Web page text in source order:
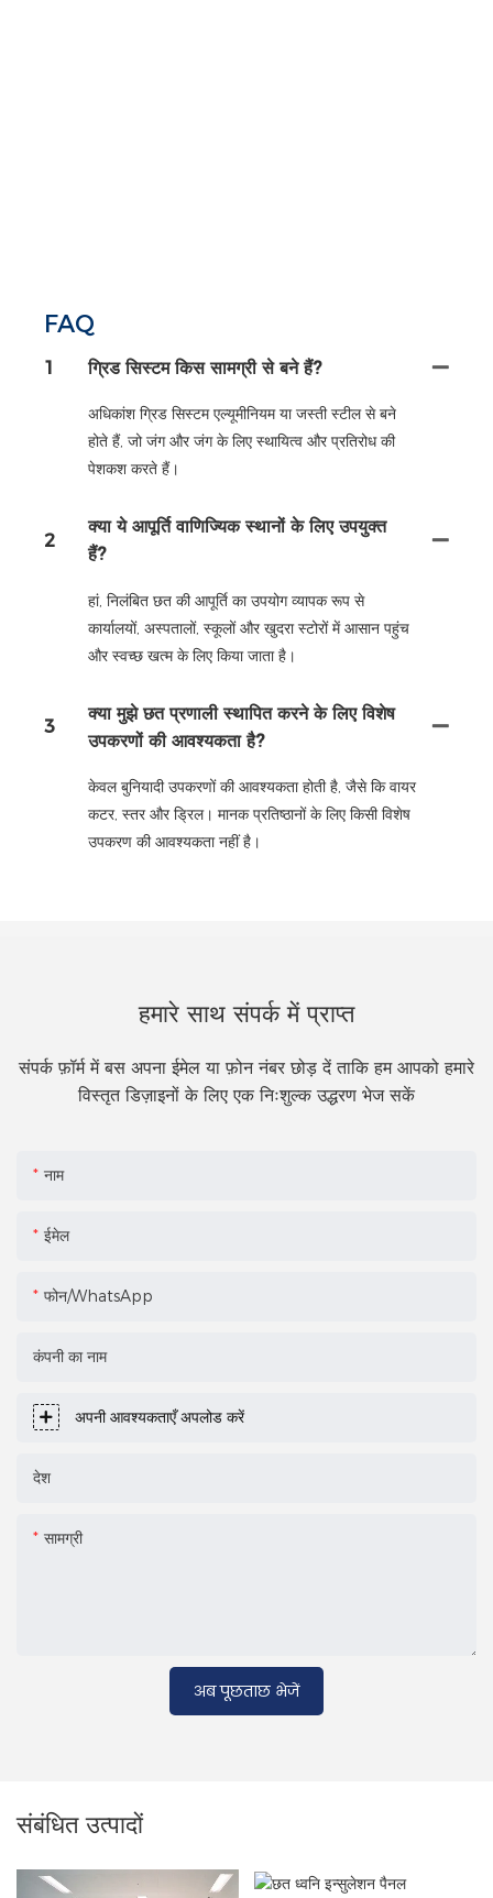
FAQ
1 ग्रिड सिस्टम किस सामग्री से बने हैं?
अधिकांश ग्रिड सिस्टम एल्यूमीनियम या जस्ती स्टील से बने
होते हैं, जो जंग और जंग के लिए स्थायित्व और प्रतिरोध की
पेशकश करते हैं।
2
क्या ये आपूर्ति वाणिज्यिक स्थानों के लिए उपयुक्त
हैं?
हां, निलंबित छत की आपूर्ति का उपयोग व्यापक रूप से
कार्यालयों, अस्पतालों, स्कूलों और खुदरा स्टोरों में आसान पहुंच
और स्वच्छ खत्म के लिए किया जाता है।
3
क्या मुझे छत प्रणाली स्थापित करने के लिए विशेष
उपकरणों की आवश्यकता है?
केवल बुनियादी उपकरणों की आवश्यकता होती है, जैसे कि वायर
कटर, स्तर और ड्रिल। मानक प्रतिष्ठानों के लिए किसी विशेष
उपकरण की आवश्यकता नहीं है।
हमारे साथ संपर्क में प्राप्त
संपर्क फ़ॉर्म में बस अपना ईमेल या फ़ोन नंबर छोड़ दें ताकि हम आपको हमारे
विस्तृत डिज़ाइनों के लिए एक निःशुल्क उद्धरण भेज सकें
नाम
ईमेल
फोन/WhatsApp
कंपनी का नाम
अपनी आवश्यकताएँ अपलोड करें
देश
सामग्री
अब पूछताछ भेजें
संबंधित उत्पादों